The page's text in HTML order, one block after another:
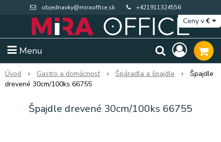
objednavky@miraoffice.sk +421911324556
Menu
Ceny v€
Úvod Gastro a domácnosť Špáradla a špajdle
Špajdle
drevené 30cm/100ks 66755
Špajdle drevené 30cm/100ks 66755